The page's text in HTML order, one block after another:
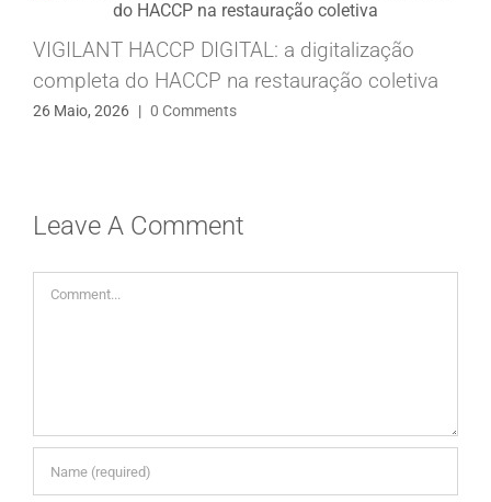
VIGILANT HACCP DIGITAL: a digitalização
completa do HACCP na restauração coletiva
26 Maio, 2026 | 0 Comments
Leave A Comment